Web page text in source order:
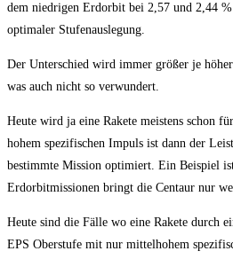
dem niedrigen Erdorbit bei 2,57 und 2,44
optimaler Stufenauslegung.
Der Unterschied wird immer größer je
was auch nicht so verwundert.
Heute wird ja eine Rakete meistens schon
hohem spezifischen Impuls ist dann der
bestimmte Mission optimiert. Ein Beispiel
Erdorbitmissionen bringt die Centaur nur
Heute sind die Fälle wo eine Rakete durch
EPS Oberstufe mit nur mittelhohem